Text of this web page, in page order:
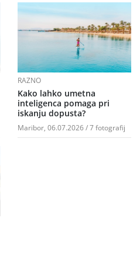
RAZNO
Kako lahko umetna
inteligenca pomaga pri
iskanju dopusta?
Maribor, 06.07.2026 / 7 fotografij